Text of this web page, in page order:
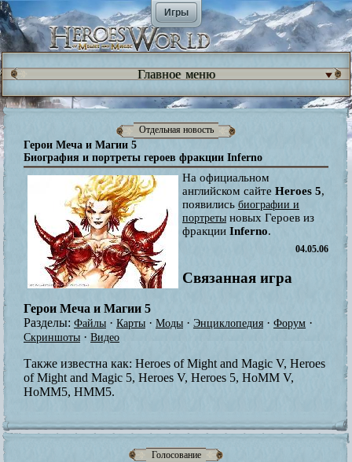
Игры
Голосование
Главное меню
Отдельная новость
Герои Меча и Магии 5
Биография и портреты героев фракции Inferno
На официальном
английском сайте Heroes 5,
появились биографии и
портреты новых Героев из
фракции Inferno.
04.05.06
Связанная игра
Герои Меча и Магии 5
Разделы: Файлы · Карты · Моды · Энциклопедия · Форум ·
Скриншоты · Видео
Также известна как: Heroes of Might and Magic V, Heroes
of Might and Magic 5, Heroes V, Heroes 5, HoMM V,
HoMM5, HMM5.